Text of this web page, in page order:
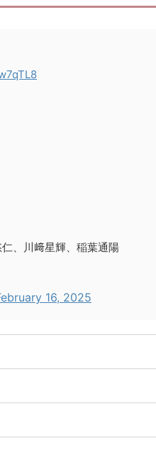
、川﨑星輝、稲葉通陽
16, 2025